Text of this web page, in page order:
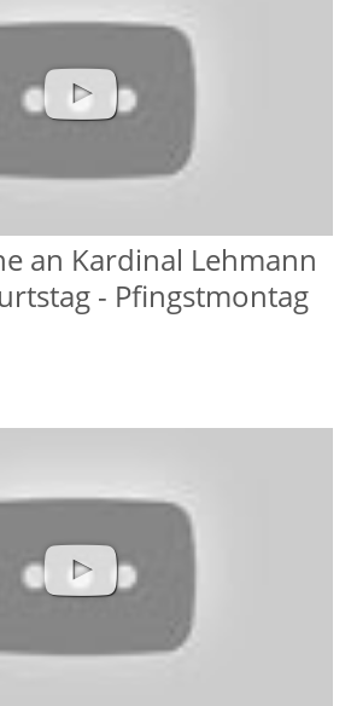
an Kardinal Lehmann
- Pfingstmontag